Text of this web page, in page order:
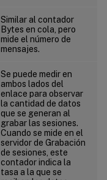
Similar al contador
Bytes en cola, pero
mide el número de
mensajes.
Se puede medir en
ambos lados del
enlace para observar
la cantidad de datos
que se generan al
grabar las sesiones.
Cuando se mide en el
servidor de Grabación
de sesiones, este
contador indica la
tasa a la que se